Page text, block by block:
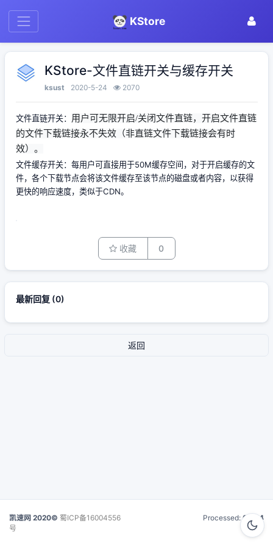
KStore
KStore-文件直链开关与缓存开关
ksust 2020-5-24 2070
文件直链开关： 用户可无限开启/关闭文件直链，开启文件直链
的文件下载链接永不失效（非直链文件下载链接会有时
效）。
文件缓存开关：每用户可直接用于50M缓存空间，对于开启缓存的文
件，各个下载节点会将该文件缓存至该节点的磁盘或者内容，以获得
更快的响应速度，类似于CDN。
收藏 0
最新回复(0)
返回
凯速网 2020© 蜀ICP备16004556
号
Processed:0.024